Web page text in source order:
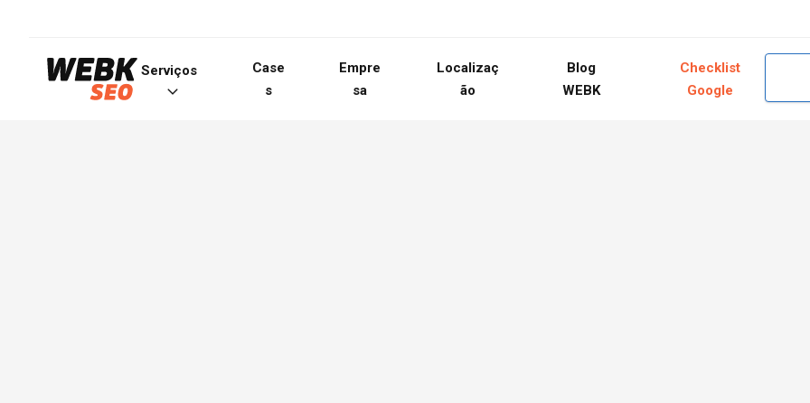
Serviços
Case
s
Empre
sa
Localizaç
ão
Blog
WEBK
Checklist
Google